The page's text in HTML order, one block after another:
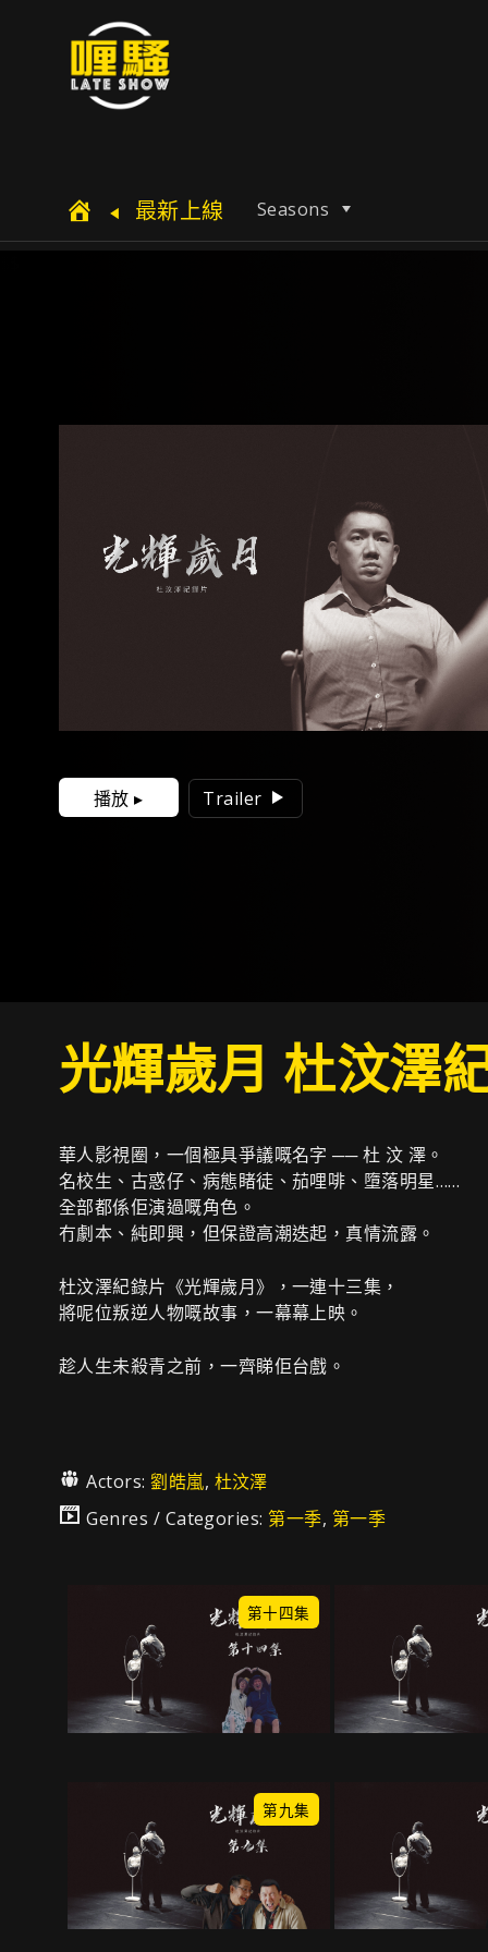
最新上線 Seasons
播放 ▸ Trailer
光輝歲月 杜汶澤
華人影視圈，一個極具爭議嘅名字 ── 杜 汶 澤。
名校生、古惑仔、病態睹徒、茄哩啡、墮落明星……
全部都係佢演過嘅角色。
冇劇本、純即興，但保證高潮迭起，真情流露。
杜汶澤紀錄片《光輝歲月》，一連十三集，
將呢位叛逆人物嘅故事，一幕幕上映。
趁人生未殺青之前，一齊睇佢台戲。
Actors:劉皓嵐, 杜汶澤
Genres / Categories: 第一季, 第一季
第十四集
第九集